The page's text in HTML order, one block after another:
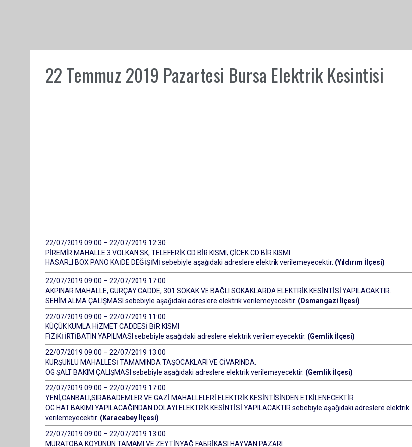
22 Temmuz 2019 Pazartesi Bursa Elektrik Kesintisi
22/07/2019 09:00 – 22/07/2019 12:30
PİREMİR MAHALLE 3.VOLKAN SK, TELEFERİK CD BİR KISMI, ÇİCEK CD BİR KISMI
HASARLI BOX PANO KAİDE DEĞİŞİMİ sebebiyle aşağıdaki adreslere elektrik verilemeyecektir. (Yıldırım İlçesi)
22/07/2019 09:00 – 22/07/2019 17:00
AKPINAR MAHALLE, GÜRÇAY CADDE, 301.SOKAK VE BAĞLI SOKAKLARDA ELEKTRİK KESİNTİSİ YAPILACAKTIR.
SEHİM ALMA ÇALIŞMASI sebebiyle aşağıdaki adreslere elektrik verilemeyecektir. (Osmangazi İlçesi)
22/07/2019 09:00 – 22/07/2019 11:00
KÜÇÜK KUMLA HİZMET CADDESİ BİR KISMI
FİZİKİ İRTİBATIN YAPILMASI sebebiyle aşağıdaki adreslere elektrik verilemeyecektir. (Gemlik İlçesi)
22/07/2019 09:00 – 22/07/2019 13:00
KURŞUNLU MAHALLESİ TAMAMINDA TAŞOCAKLARI VE CİVARINDA.
OG ŞALT BAKIM ÇALIŞMASI sebebiyle aşağıdaki adreslere elektrik verilemeyecektir. (Gemlik İlçesi)
22/07/2019 09:00 – 22/07/2019 17:00
YENİ,CANBALI,SIRABADEMLER VE GAZİ MAHALLELERİ ELEKTRİK KESİNTİSİNDEN ETKİLENECEKTİR
OG HAT BAKIMI YAPILACAĞINDAN DOLAYI ELEKTRİK KESİNTİSİ YAPILACAKTIR sebebiyle aşağıdaki adreslere elektrik
verilemeyecektir. (Karacabey İlçesi)
22/07/2019 09:00 – 22/07/2019 13:00
MURATOBA KÖYÜNÜN TAMAMI VE ZEYTİNYAĞ FABRİKASI HAYVAN PAZARI